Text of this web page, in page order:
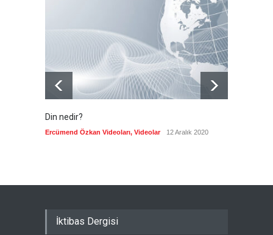
yerine aşırı sağcı Espriella'yı
Güncel 8 Ağustos 2026
Din nedir?
Ercümend Özkan Videoları, Videolar 12 Aralık 2020
İktibas Dergisi